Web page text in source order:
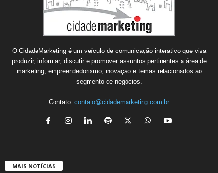
O CidadeMarketing é um veículo de comunicação interativo que visa
produzir, informar, discutir e promover assuntos pertinentes a área de
marketing, empreendedorismo, inovação e temas relacionados ao
segmento de negócios.
Contato: contato@cidademarketing.com.br
MAIS NOTÍCIAS